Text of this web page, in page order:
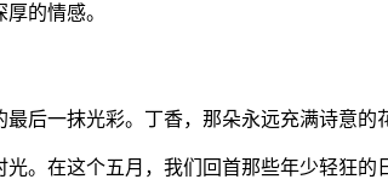
的情感。
最后一抹光彩。丁香，那朵永远充满诗意
。在这个五月，我们回首那些年少轻狂